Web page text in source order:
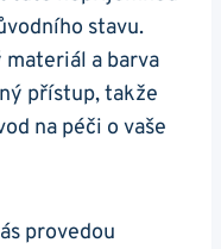
stavu.
materiál a barva
přístup,​ takže
na péči‍ o ​vaše‌
provedou⁢